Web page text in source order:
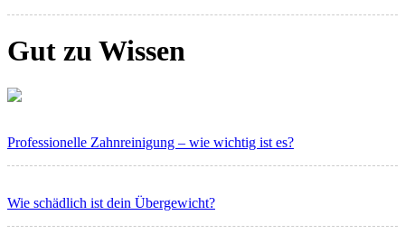
Gut zu Wissen
Professionelle Zahnreinigung – wie wichtig ist es?
Wie schädlich ist dein Übergewicht?